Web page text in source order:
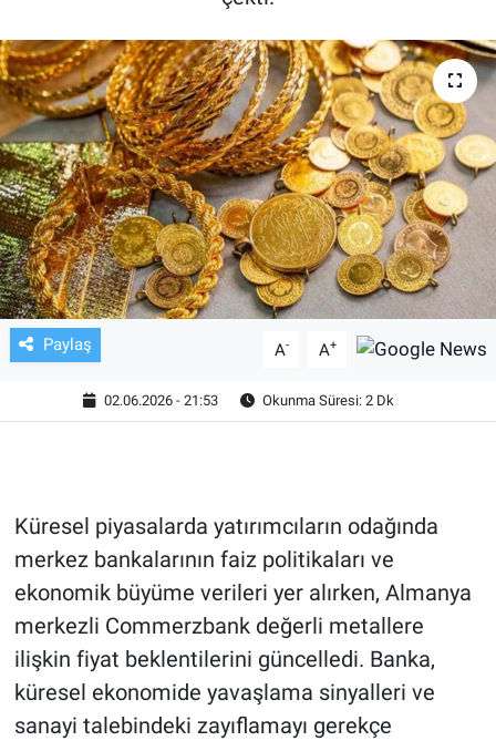
Paylaş A- A+
02.06.2026 - 21:53 Okunma Süresi: 2 Dk
Küresel piyasalarda yatırımcıların odağında
merkez bankalarının faiz politikaları ve
ekonomik büyüme verileri yer alırken, Almanya
merkezli Commerzbank değerli metallere
ilişkin fiyat beklentilerini güncelledi. Banka,
küresel ekonomide yavaşlama sinyalleri ve
sanayi talebindeki zayıflamayı gerekçe
TV VE SİNEMA
BASKETBOL
SAĞLIK
GENEL
KÜLTÜR SANAT
EKONOMİ
ÇEVRE
HABERDE İNSAN
POLİTİKA